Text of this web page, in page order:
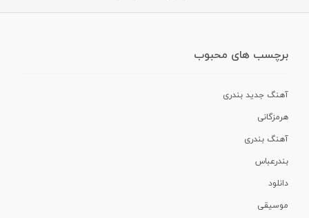
برچسب های محبوب
آهنگ جدید بندری
هرمزگانی
آهنگ بندری
بندرعباس
دانلود
موسیقی